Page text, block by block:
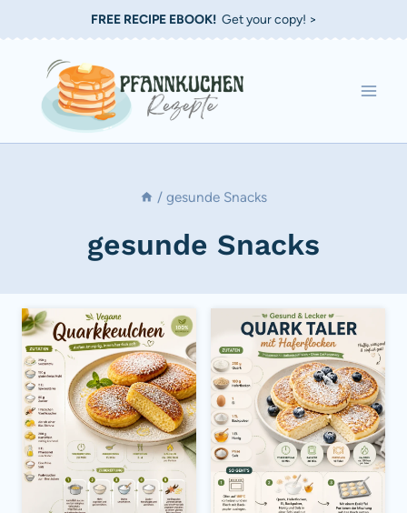
Inhalt
springen
FREE RECIPE EBOOK!Get your copy! >
/ gesunde Snacks
gesunde Snacks